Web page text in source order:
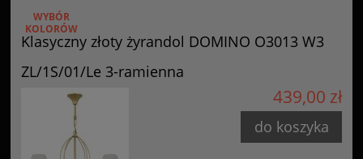
Klasyczny złoty żyrandol DOMINO O3013 W3
ZL/1S/01/Le 3-ramienna
WYBÓR
KOLORÓW
439,00 zł
do koszyka